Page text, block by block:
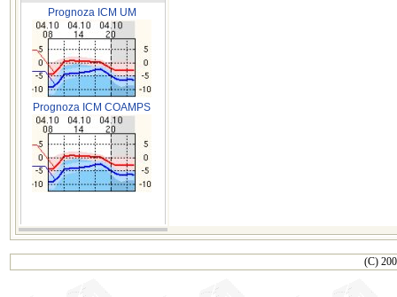
Prognoza ICM UM
Prognoza ICM COAMPS
(C)